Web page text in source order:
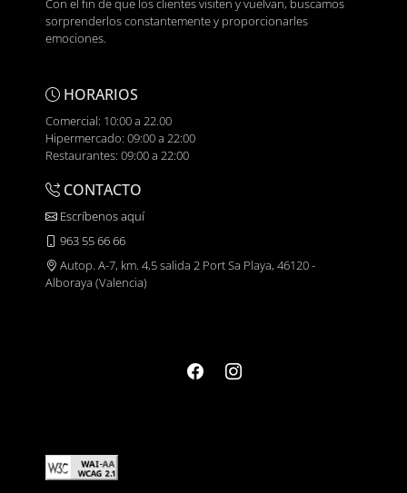
Con el fin de que los clientes visiten y vuelvan, buscamos
sorprenderlos constantemente y proporcionarles
emociones.
HORARIOS
Comercial: 10:00 a 22.00
Hipermercado: 09:00 a 22:00
Restaurantes: 09:00 a 22:00
CONTACTO
Escríbenos aquí
963 55 66 66
Autop. A-7, km. 4,5 salida 2 Port Sa Playa, 46120 -
Alboraya (Valencia)